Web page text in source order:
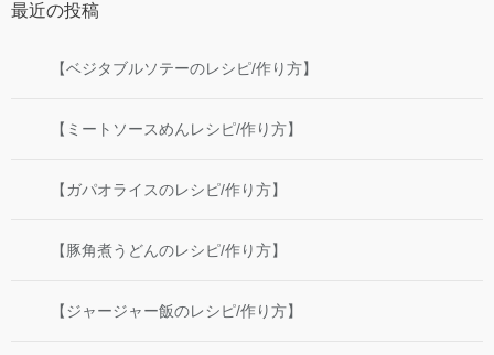
最近の投稿
【ベジタブルソテーのレシピ/作り方】
【ミートソースめんレシピ/作り方】
【ガパオライスのレシピ/作り方】
【豚角煮うどんのレシピ/作り方】
【ジャージャー飯のレシピ/作り方】